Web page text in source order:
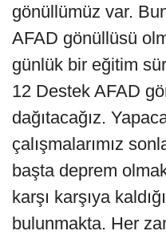
gönüllümüz var.
AFAD gönüllüsü
günlük bir eğitim
12 Destek AFAD
dağıtacağız.
çalışmalarımız
başta deprem
karşı karşıya
bulunmakta. Her